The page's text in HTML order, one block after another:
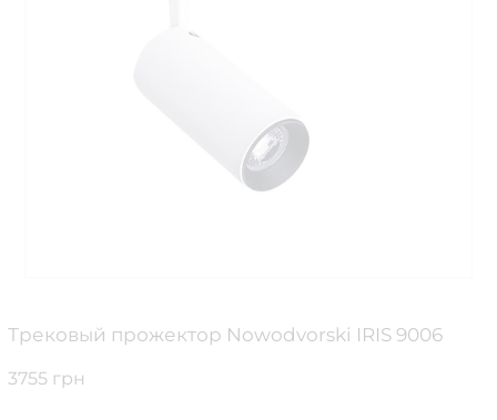
Трековый прожектор Nowodvorski IRIS 9006
3755 грн